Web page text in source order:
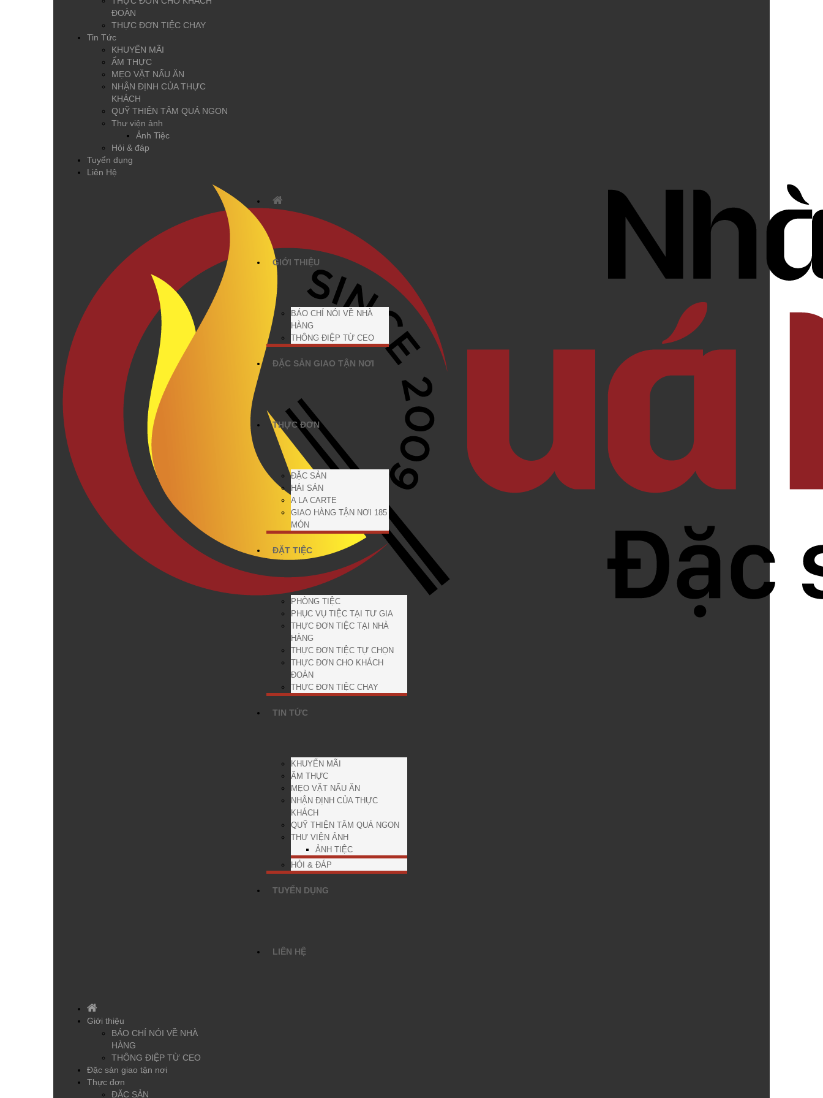
ĐOÀN
THỰC ĐƠN TIỆC CHAY
Tin Tức
KHUYẾN MÃI
ẨM THỰC
MẸO VẶT NẤU ĂN
NHẬN ĐỊNH CỦA THỰC
KHÁCH
QUỸ THIỆN TÂM QUÁ NGON
Thư viện ảnh
Ảnh Tiệc
Hỏi & đáp
Tuyển dụng
Liên Hệ
GIỚI THIỆU
BÁO CHÍ NÓI VỀ NHÀ
HÀNG
THÔNG ĐIỆP TỪ CEO
ĐẶC SẢN GIAO TẬN NƠI
THỰC ĐƠN
ĐẶC SẢN
HẢI SẢN
A LA CARTE
GIAO HÀNG TẬN NƠI 185
MÓN
ĐẶT TIỆC
PHÒNG TIỆC
PHỤC VỤ TIỆC TẠI TƯ GIA
THỰC ĐƠN TIỆC TẠI NHÀ
HÀNG
THỰC ĐƠN TIỆC TỰ CHỌN
THỰC ĐƠN CHO KHÁCH
ĐOÀN
THỰC ĐƠN TIỆC CHAY
TIN TỨC
KHUYẾN MÃI
ẨM THỰC
MẸO VẶT NẤU ĂN
NHẬN ĐỊNH CỦA THỰC
KHÁCH
QUỸ THIỆN TÂM QUÁ NGON
THƯ VIỆN ẢNH
ẢNH TIỆC
HỎI & ĐÁP
TUYỂN DỤNG
LIÊN HỆ
Giới thiệu
BÁO CHÍ NÓI VỀ NHÀ
HÀNG
THÔNG ĐIỆP TỪ CEO
Đặc sản giao tận nơi
Thực đơn
ĐẶC SẢN